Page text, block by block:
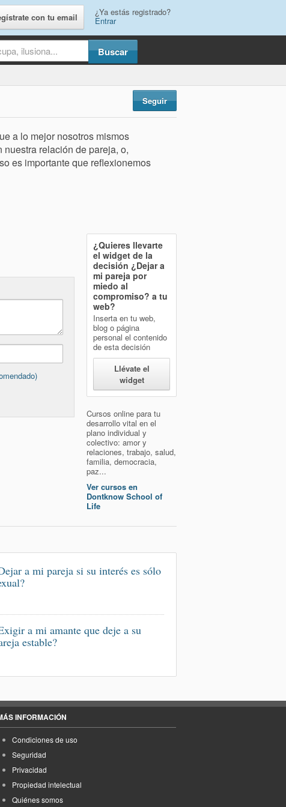
con tu email ¿Ya estás registrado?
Entrar
Seguir
a lo mejor nosotros mismos
relación de pareja, o,
es importante que reflexionemos
¿Quieres llevarte
el widget de la
decisión ¿Dejar a
mi pareja por
miedo al
compromiso? a tu
web?
Inserta en tu web,
blog o página
personal el contenido
de esta decisión
Llévate el
widget
Cursos online para tu
desarrollo vital en el
plano individual y
colectivo: amor y
relaciones, trabajo, salud,
familia, democracia,
paz...
Ver cursos en
Dontknow School of
Life
a mi pareja si su interés es sólo
a mi amante que deje a su
estable?
INFORMACIÓN
Condiciones de uso
Seguridad
Privacidad
Propiedad intelectual
Quiénes somos